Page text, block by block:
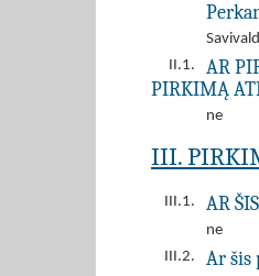
II.1.
AR
PIRKIMĄ
ne
III.
III.1. AR
ne
III.2.
Ar šis